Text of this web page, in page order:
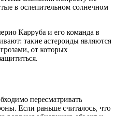
в ослепительном солнечном
Карруба и его команда в
такие астероиды являются
от которых
пересматривать
Если раньше считалось, что